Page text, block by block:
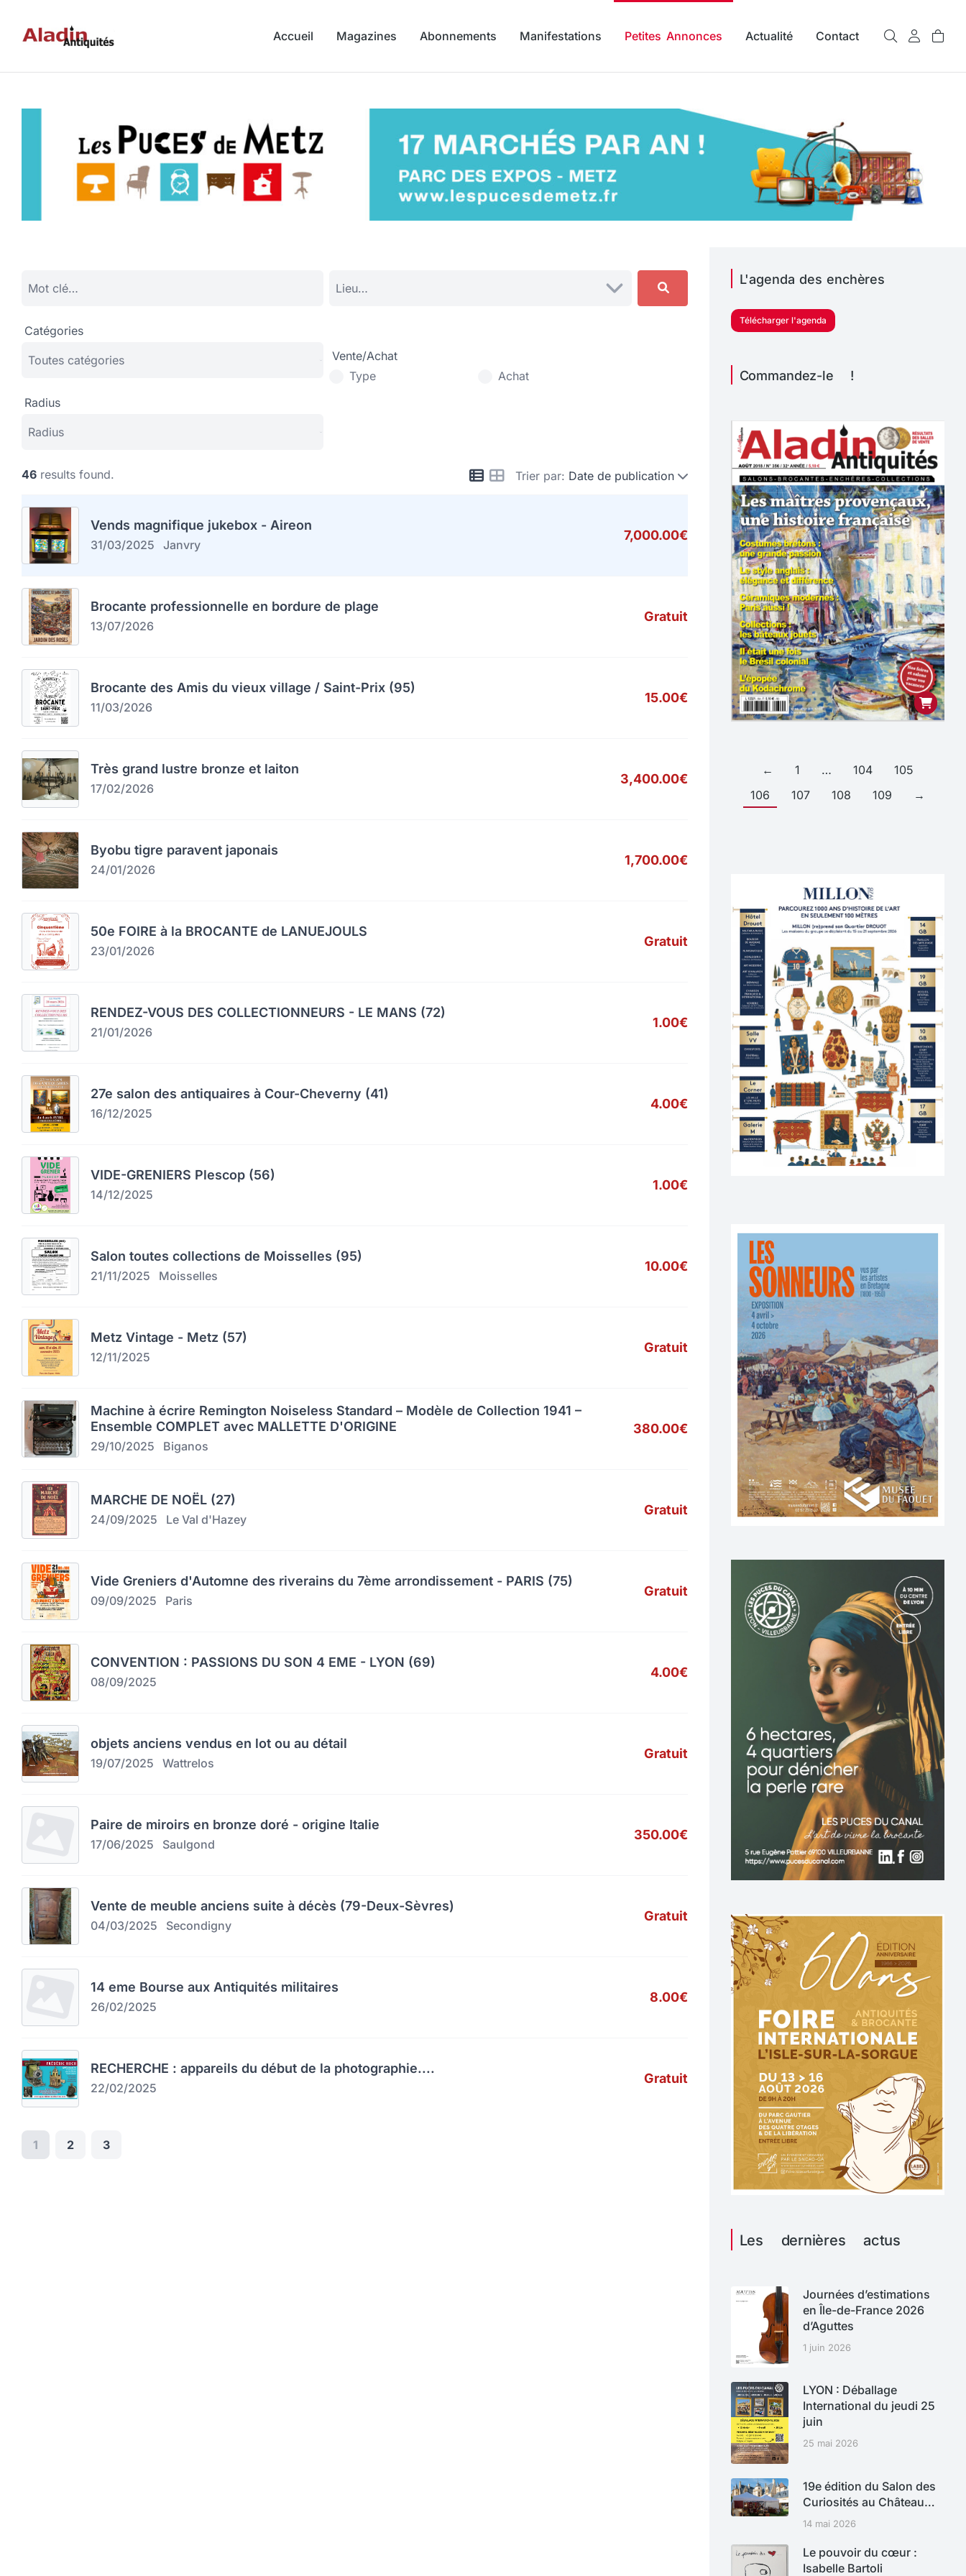
Accueil Magazines Abonnements Manifestations Petites Annonces Actualité Contact
Catégories
Vente/Achat
Type
Achat
Radius
Trier par: Date de publication
46 results found.
Vends magnifique jukebox - Aireon
31/03/2025 Janvry
7,000.00€
Brocante professionnelle en bordure de plage
13/07/2026
Gratuit
Brocante des Amis du vieux village / Saint-Prix (95)
11/03/2026
15.00€
Très grand lustre bronze et laiton
17/02/2026
3,400.00€
Byobu tigre paravent japonais
24/01/2026
1,700.00€
50e FOIRE à la BROCANTE de LANUEJOULS
23/01/2026
Gratuit
RENDEZ-VOUS DES COLLECTIONNEURS - LE MANS (72)
21/01/2026
1.00€
27e salon des antiquaires à Cour-Cheverny (41)
16/12/2025
4.00€
VIDE-GRENIERS Plescop (56)
14/12/2025
1.00€
Salon toutes collections de Moisselles (95)
21/11/2025 Moisselles
10.00€
Metz Vintage - Metz (57)
12/11/2025
Gratuit
Machine à écrire Remington Noiseless Standard – Modèle de Collection 1941 –
Ensemble COMPLET avec MALLETTE D'ORIGINE
29/10/2025 Biganos
380.00€
MARCHE DE NOËL (27)
24/09/2025 Le Val d'Hazey
Gratuit
Vide Greniers d'Automne des riverains du 7ème arrondissement - PARIS (75)
09/09/2025 Paris
Gratuit
CONVENTION : PASSIONS DU SON 4 EME - LYON (69)
08/09/2025
4.00€
objets anciens vendus en lot ou au détail
19/07/2025 Wattrelos
Gratuit
Paire de miroirs en bronze doré - origine Italie
17/06/2025 Saulgond
350.00€
Vente de meuble anciens suite à décès (79-Deux-Sèvres)
04/03/2025 Secondigny
Gratuit
14 eme Bourse aux Antiquités militaires
26/02/2025
8.00€
RECHERCHE : appareils du début de la photographie....
22/02/2025
Gratuit
1 2 3
L'agenda des enchères
Télécharger l'agenda
Commandez-le !
← 1 … 104
105
106
107 108 109 →
Les dernières actus
Journées d’estimations
en Île-de-France 2026
d’Aguttes
1 juin 2026
LYON : Déballage
International du jeudi 25
juin
25 mai 2026
19e édition du Salon des
Curiosités au Château…
14 mai 2026
Le pouvoir du cœur :
Isabelle Bartoli